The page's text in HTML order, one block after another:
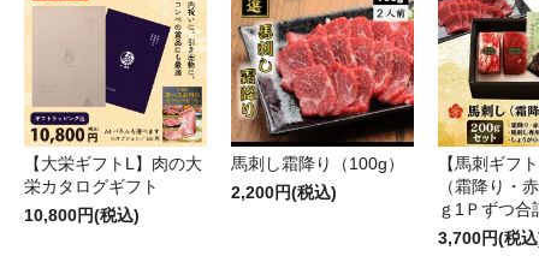
【大栄ギフトL】肉の大
栄カタログギフト
10,800円(税込)
馬刺し霜降り（100g）
2,200円(税込)
【馬刺ギフ
（霜降り・
ｇ1Ｐずつ合
3,700円(税